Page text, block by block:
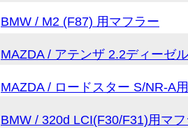
BMW / M2 (F87) 用マフラー
MAZDA / アテンザ 2.2ディーゼ
MAZDA / ロードスター S/NR-A
BMW / 320d LCI(F30/F31)用マ